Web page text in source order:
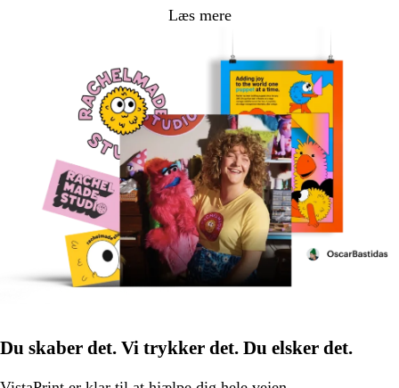
Læs mere
Du skaber det. Vi trykker det. Du elsker det.